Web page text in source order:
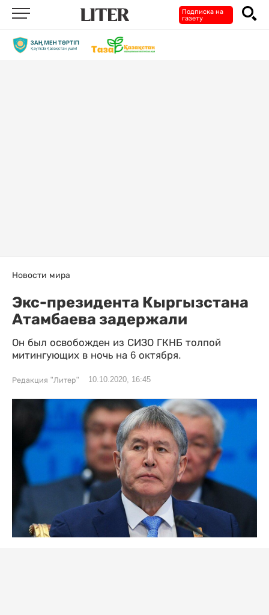
Подписка на
газету
Новости мира
Экс-президента Кыргызстана
Атамбаева задержали
Он был освобожден из СИЗО ГКНБ толпой
митингующих в ночь на 6 октября.
Редакция "Литер" 10.10.2020, 16:45